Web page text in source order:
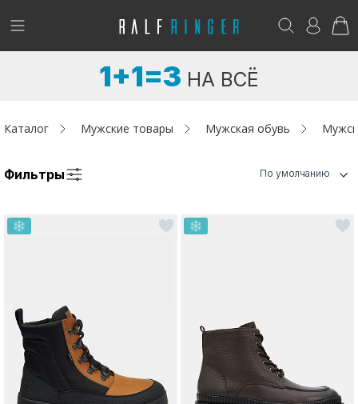
!
Женщинам
Акции / Новости
Адреса магазинов
Возникли вопросы? - club@ralf.ru
1+1=3 НА ВСЁ
Каталог Мужские товары Мужская обувь
Фильтры По умолчанию